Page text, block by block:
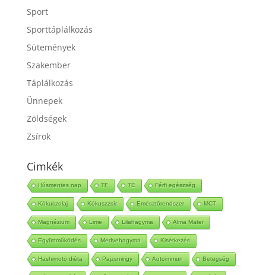
Sport
Sporttáplálkozás
Sütemények
Szakember
Táplálkozás
Ünnepek
Zöldségek
Zsírok
Cimkék
Húsmentes nap TF TE Férfi egészség
Kókuszolaj Kókuszzsír Emésztőrendszer MCT
Magnézium Lime Lilahagyma Alma Mater
Együttműködés Medvehagyma Kisétkezés
Hashimoto diéta Pajzsmirigy Autoimmun Betegség